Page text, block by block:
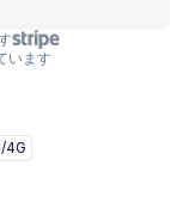
います
4G